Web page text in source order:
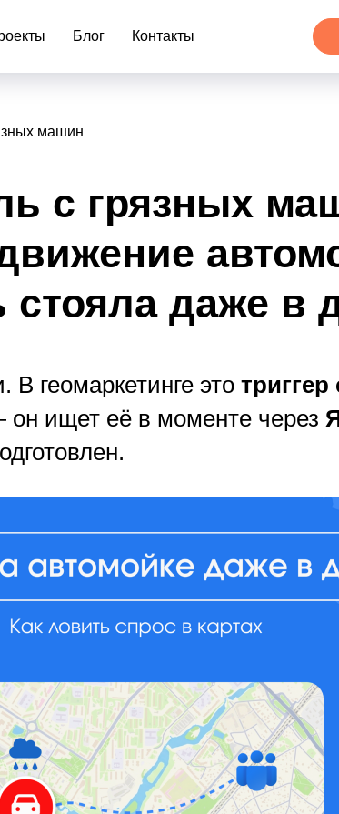
Блог Контакты
машин
с грязных
стояла даже в
геомаркетинге это триггер
он ищет её в моменте через